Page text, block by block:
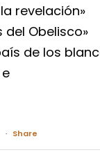
revelación»
del Obelisco»
de los
e
· Share